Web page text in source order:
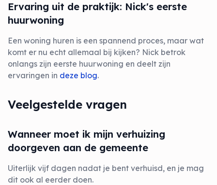
Ervaring uit de praktijk: Nick's eerste
huurwoning
Een woning huren is een spannend proces, maar wat
komt er nu echt allemaal bij kijken? Nick betrok
onlangs zijn eerste huurwoning en deelt zijn
ervaringen in deze blog.
Veelgestelde vragen
Wanneer moet ik mijn verhuizing
doorgeven aan de gemeente
Uiterlijk vijf dagen nadat je bent verhuisd, en je mag
dit ook al eerder doen.